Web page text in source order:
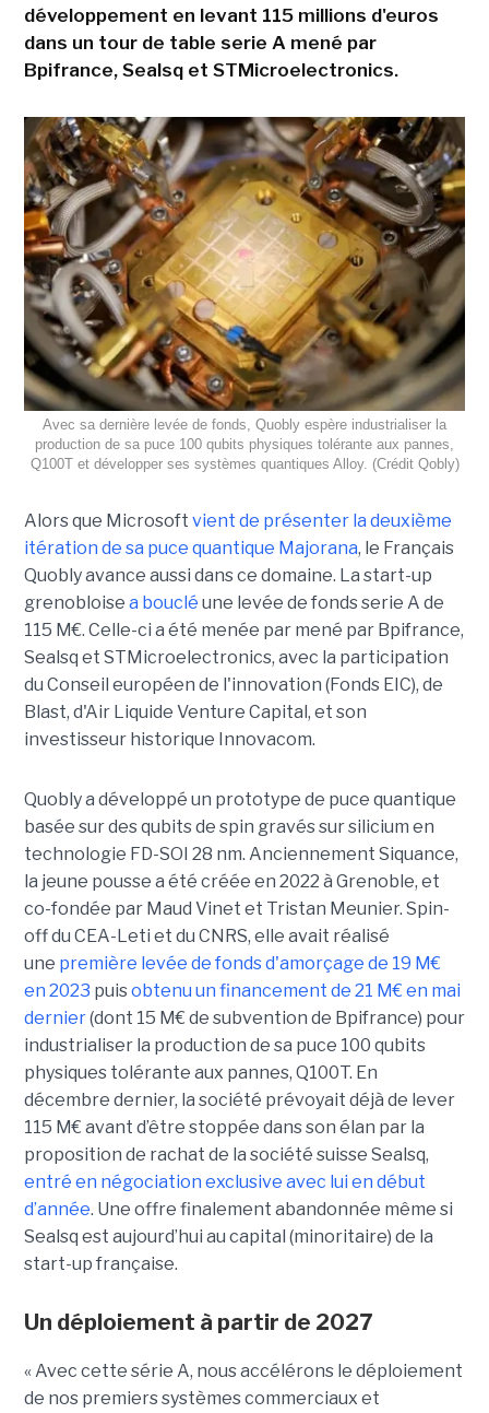
développement en levant 115 millions d'euros
dans un tour de table serie A mené par
Bpifrance, Sealsq et STMicroelectronics.
Avec sa dernière levée de fonds, Quobly espère industrialiser la
production de sa puce 100 qubits physiques tolérante aux pannes,
Q100T et développer ses systèmes quantiques Alloy. (Crédit Qobly)
Alors que Microsoft vient de présenter la deuxième
itération de sa puce quantique Majorana, le Français
Quobly avance aussi dans ce domaine. La start-up
grenobloise a bouclé une levée de fonds serie A de
115 M€. Celle-ci a été menée par mené par Bpifrance,
Sealsq et STMicroelectronics, avec la participation
du Conseil européen de l'innovation (Fonds EIC), de
Blast, d'Air Liquide Venture Capital, et son
investisseur historique Innovacom.
Quobly a développé un prototype de puce quantique
basée sur des qubits de spin gravés sur silicium en
technologie FD-SOI 28 nm. Anciennement Siquance,
la jeune pousse a été créée en 2022 à Grenoble, et
co-fondée par Maud Vinet et Tristan Meunier. Spin-
off du CEA-Leti et du CNRS, elle avait réalisé
une première levée de fonds d'amorçage de 19 M€
en 2023 puisobtenu un financement de 21 M€ en mai
dernier(dont 15 M€ de subvention de Bpifrance) pour
industrialiser la production de sa puce 100 qubits
physiques tolérante aux pannes, Q100T. En
décembre dernier, la société prévoyait déjà de lever
115 M€ avant d’être stoppée dans son élan par la
proposition de rachat de la société suisse Sealsq,
entré en négociation exclusive avec lui en début
d’année. Une offre finalement abandonnée même si
Sealsq est aujourd’hui au capital (minoritaire) de la
start-up française.
Un déploiement à partir de 2027
« Avec cette série A, nous accélérons le déploiement
de nos premiers systèmes commerciaux et